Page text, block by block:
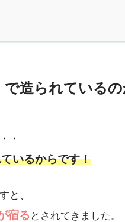
造られているの
・
いるからです！
と、
宿る とされてきました。